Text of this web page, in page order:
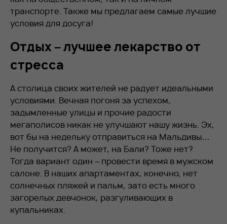
транспорте. Также мы предлагаем самые лучшие
условия для досуга!
Отдых – лучшее лекарство от
стресса
А столица своих жителей не радует идеальными
условиями. Вечная погоня за успехом,
задымленные улицы и прочие радости
мегаполисов никак не улучшают нашу жизнь. Эх,
вот бы на недельку отправиться на Мальдивы…
Не получится? А может, на Бали? Тоже нет?
Тогда вариант один – провести время в мужском
салоне. В наших апартаментах, конечно, нет
солнечных пляжей и пальм, зато есть много
загорелых девчонок, разгуливающих в
купальниках.